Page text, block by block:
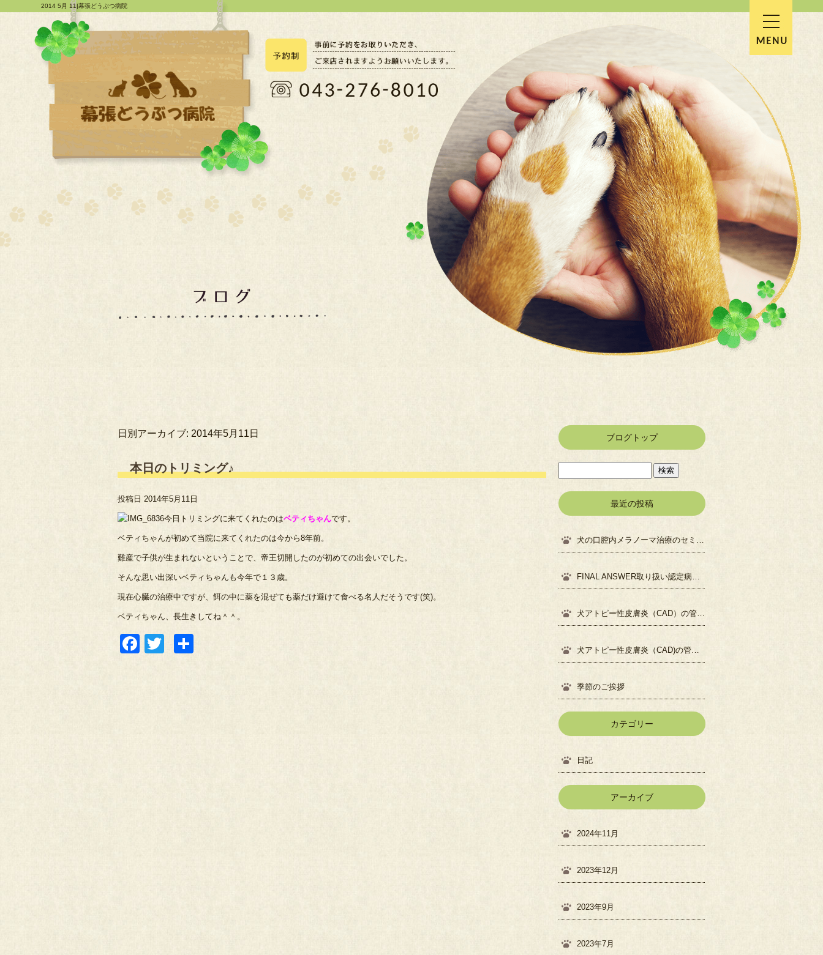
2014 5月 11|幕張どうぶつ病院
日別アーカイブ: 2014年5月11日
本日のトリミング♪
投稿日 2014年5月11日
今日トリミングに来てくれたのはベティちゃんです。
ベティちゃんが初めて当院に来てくれたのは今から8年前。
難産で子供が生まれないということで、帝王切開したのが初めての出会いでした。
そんな思い出深いベティちゃんも今年で１３歳。
現在心臓の治療中ですが、餌の中に薬を混ぜても薬だけ避けて食べる名人だそうです(笑)。
ベティちゃん、長生きしてね＾＾。
Facebook
Twitter
ブログトップ
最近の投稿
犬の口腔内メラノーマ治療のセミナーに参加してきました
FINAL ANSWER取り扱い認定病院になりました
犬アトピー性皮膚炎（CAD）の管理について②
犬アトピー性皮膚炎（CAD)の管理について①
季節のご挨拶
カテゴリー
日記
アーカイブ
2024年11月
2023年12月
2023年9月
2023年7月